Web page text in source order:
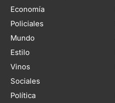
Economía
Policiales
Mundo
Estilo
Vinos
Sociales
Política